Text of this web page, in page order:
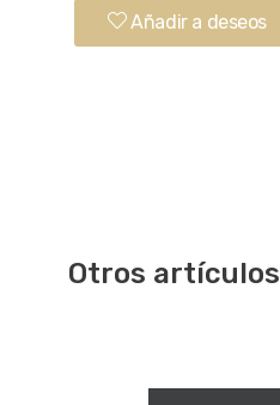
Añadir a deseos
Otros artículos